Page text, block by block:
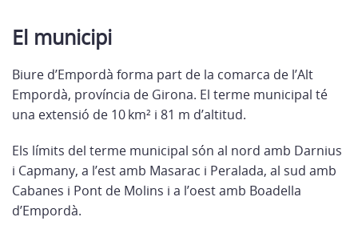
El municipi
Biure d’Empordà forma part de la comarca de l’Alt
Empordà, província de Girona. El terme municipal té
una extensió de 10 km² i 81 m d’altitud.
Els límits del terme municipal són al nord amb Darnius
i Capmany, a l’est amb Masarac i Peralada, al sud amb
Cabanes i Pont de Molins i a l’oest amb Boadella
d’Empordà.